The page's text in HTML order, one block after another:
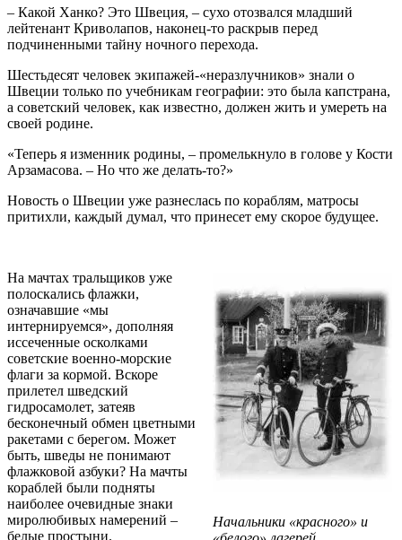
– Какой Ханко? Это Швеция, – сухо отозвался младший
лейтенант Криволапов, наконец-то раскрыв перед
подчиненными тайну ночного перехода.
Шестьдесят человек экипажей-«неразлучников» знали о
Швеции только по учебникам географии: это была капстрана,
а советский человек, как известно, должен жить и умереть на
своей родине.
«Теперь я изменник родины, – промелькнуло в голове у Кости
Арзамасова. – Но что же делать-то?»
Новость о Швеции уже разнеслась по кораблям, матросы
притихли, каждый думал, что принесет ему скорое будущее.
Начальники «красного» и
На мачтах тральщиков уже
полоскались флажки,
означавшие «мы
интернируемся», дополняя
иссеченные осколками
советские военно-морские
флаги за кормой. Вскоре
прилетел шведский
гидросамолет, затеяв
бесконечный обмен цветными
ракетами с берегом. Может
быть, шведы не понимают
флажковой азбуки? На мачты
кораблей были подняты
наиболее очевидные знаки
миролюбивых намерений –
белые простыни.